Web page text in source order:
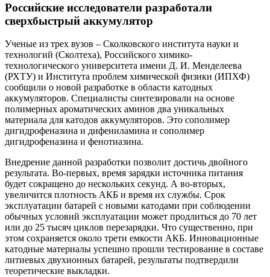
Российские исследователи разработали
сверхбыстрый аккумулятор
Ученые из трех вузов – Сколковского института науки и
технологий (Сколтеха), Российского химико-
технологического университета имени Д. И. Менделеева
(РХТУ) и Института проблем химической физики (ИПХФ)
сообщили о новой разработке в области катодных
аккумуляторов. Специалисты синтезировали на основе
полимерных ароматических аминов два уникальных
материала для катодов аккумуляторов. Это сополимер
дигидрофеназина и дифениламина и сополимер
дигидрофеназина и фенотиазина.
Внедрение данной разработки позволит достичь двойного
результата. Во-первых, время зарядки источника питания
будет сокращено до нескольких секунд. А во-вторых,
увеличится плотность АКБ и время их службы. Срок
эксплуатации батарей с новыми катодами при соблюдении
обычных условий эксплуатации может продлиться до 70 лет
или до 25 тысяч циклов перезарядки. Что существенно, при
этом сохраняется около трети емкости АКБ. Инновационные
катодные материалы успешно прошли тестирование в составе
литиевых двухионных батарей, результаты подтвердили
теоретические выкладки.